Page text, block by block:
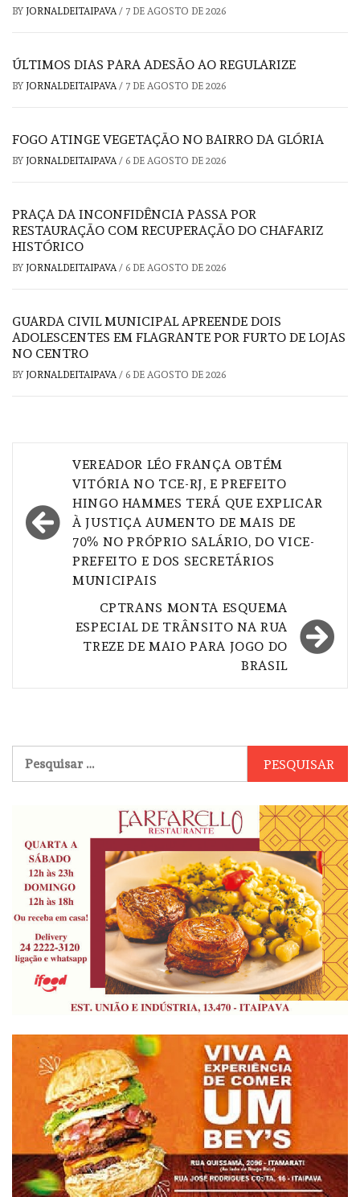
BY JORNALDEITAIPAVA / 7 DE AGOSTO DE 2026
ÚLTIMOS DIAS PARA ADESÃO AO REGULARIZE
BY JORNALDEITAIPAVA / 7 DE AGOSTO DE 2026
FOGO ATINGE VEGETAÇÃO NO BAIRRO DA GLÓRIA
BY JORNALDEITAIPAVA / 6 DE AGOSTO DE 2026
PRAÇA DA INCONFIDÊNCIA PASSA POR
RESTAURAÇÃO COM RECUPERAÇÃO DO CHAFARIZ
HISTÓRICO
BY JORNALDEITAIPAVA / 6 DE AGOSTO DE 2026
GUARDA CIVIL MUNICIPAL APREENDE DOIS
ADOLESCENTES EM FLAGRANTE POR FURTO DE LOJAS
NO CENTRO
BY JORNALDEITAIPAVA / 6 DE AGOSTO DE 2026
Navegação
Post
VEREADOR LÉO FRANÇA OBTÉM
VITÓRIA NO TCE-RJ, E PREFEITO
HINGO HAMMES TERÁ QUE EXPLICAR
À JUSTIÇA AUMENTO DE MAIS DE
70% NO PRÓPRIO SALÁRIO, DO VICE-
PREFEITO E DOS SECRETÁRIOS
MUNICIPAIS
CPTRANS MONTA ESQUEMA
ESPECIAL DE TRÂNSITO NA RUA
TREZE DE MAIO PARA JOGO DO
BRASIL
por: